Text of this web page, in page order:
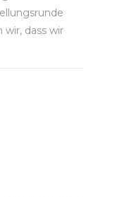
dass wir